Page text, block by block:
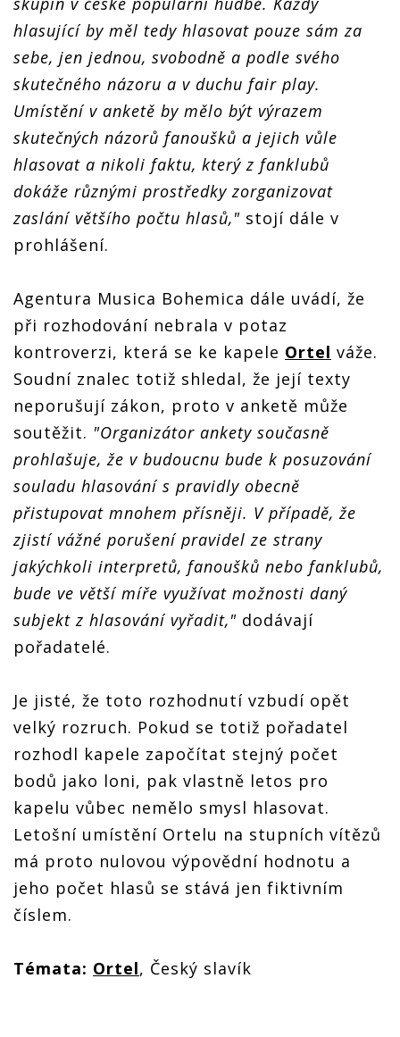
hlasující by měl tedy hlasovat pouze sám za
sebe, jen jednou, svobodně a podle svého
skutečného názoru a v duchu fair play.
Umístění v anketě by mělo být výrazem
skutečných názorů fanoušků a jejich vůle
hlasovat a nikoli faktu, který z fanklubů
dokáže různými prostředky zorganizovat
zaslání většího počtu hlasů," stojí dále v
prohlášení.
Agentura Musica Bohemica dále uvádí, že
při rozhodování nebrala v potaz
kontroverzi, která se ke kapele Ortel váže.
Soudní znalec totiž shledal, že její texty
neporušují zákon, proto v anketě může
soutěžit. "Organizátor ankety současně
prohlašuje, že v budoucnu bude k posuzování
souladu hlasování s pravidly obecně
přistupovat mnohem přísněji. V případě, že
zjistí vážné porušení pravidel ze strany
jakýchkoli interpretů, fanoušků nebo fanklubů,
bude ve větší míře využívat možnosti daný
subjekt z hlasování vyřadit," dodávají
pořadatelé.
Je jisté, že toto rozhodnutí vzbudí opět
velký rozruch. Pokud se totiž pořadatel
rozhodl kapele započítat stejný počet
bodů jako loni, pak vlastně letos pro
kapelu vůbec nemělo smysl hlasovat.
Letošní umístění Ortelu na stupních vítězů
má proto nulovou výpovědní hodnotu a
jeho počet hlasů se stává jen fiktivním
číslem.
Témata: Ortel, Český slavík